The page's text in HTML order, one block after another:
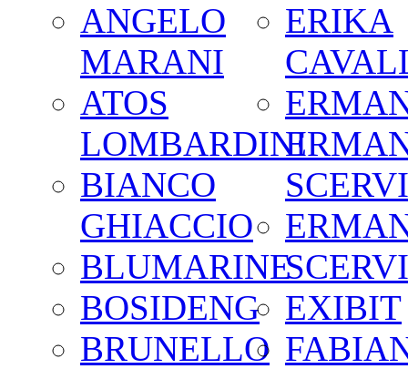
ANGELO
MARANI
ATOS
LOMBARDINI
BIANCO
GHIACCIO
BLUMARINE
BOSIDENG
BRUNELLO
ERIKA
EXIBIT